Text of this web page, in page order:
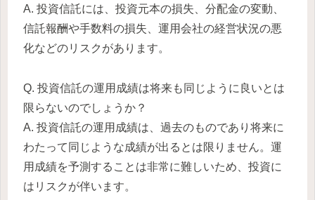
A. 投資信託には、投資元本の損失、分配金の変動、
信託報酬や手数料の損失、運用会社の経営状況の悪
化などのリスクがあります。
Q. 投資信託の運用成績は将来も同じように良いとは
限らないのでしょうか？
A. 投資信託の運用成績は、過去のものであり将来に
わたって同じような成績が出るとは限りません。運
用成績を予測することは非常に難しいため、投資に
はリスクが伴います。